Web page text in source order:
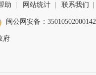
助 网站统计 联系我们
闽公网安备：35010502000142
府